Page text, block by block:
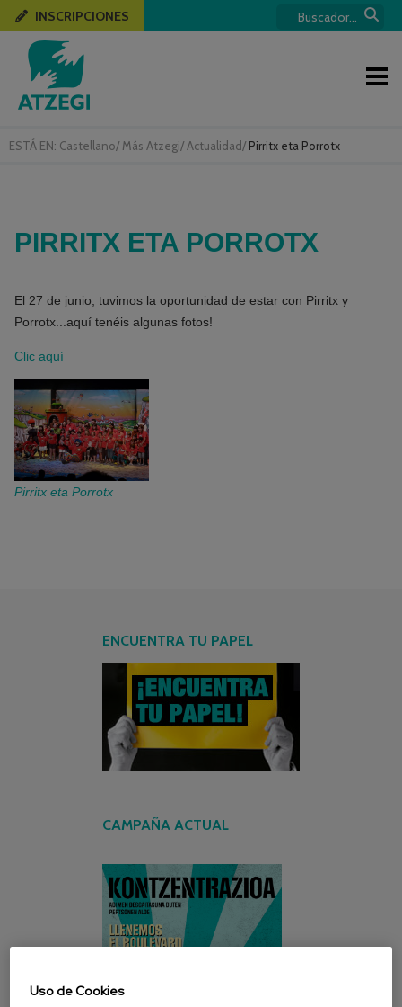
ESTÁ EN: Castellano/ Más Atzegi/ Actualidad/ Pirritx eta Porrotx
INSCRIPCIONES
PIRRITX ETA PORROTX
El 27 de junio, tuvimos la oportunidad de estar con Pirritx y
Porrotx...aquí tenéis algunas fotos!
Clic aquí
Pirritx eta Porrotx
ENCUENTRA TU PAPEL
CAMPAÑA ACTUAL
Uso de Cookies